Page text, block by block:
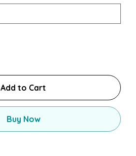
Add to Cart
Buy Now